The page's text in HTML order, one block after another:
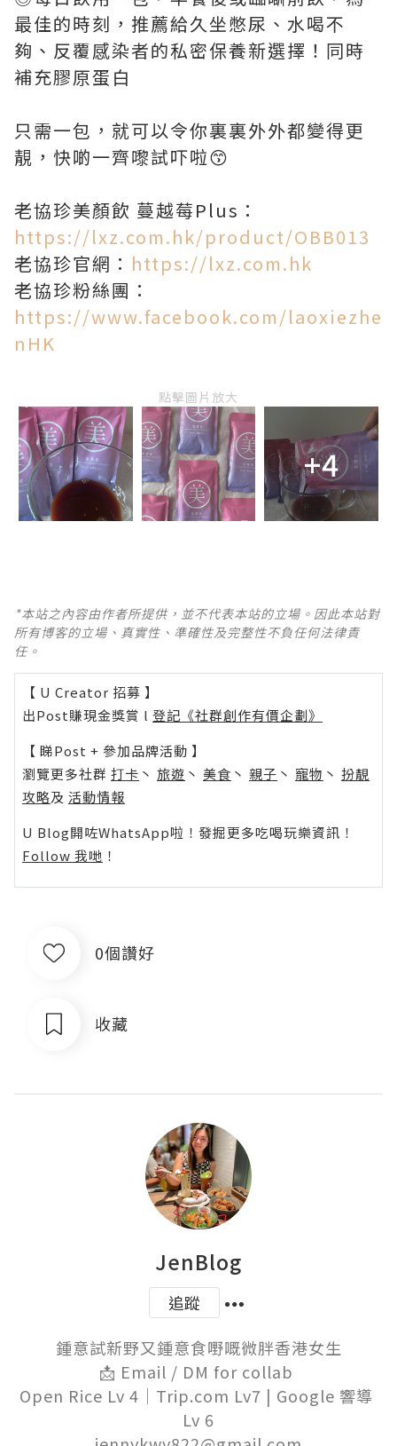
最佳的時刻，推薦給久坐憋尿、水喝不
夠、反覆感染者的私密保養新選擇！同時
補充膠原蛋白
只需一包，就可以令你裏裏外外都變得更
靚，快啲一齊嚟試吓啦😙
老協珍美顏飲 蔓越莓Plus：
https://lxz.com.hk/product/OBB013
老協珍官網： https://lxz.com.hk
老協珍粉絲團：
https://www.facebook.com/laoxiezhe
nHK
點擊圖片放大
+4
*本站之內容由作者所提供，並不代表本站的立場。因此本站對
所有博客的立場、真實性、準確性及完整性不負任何法律責
任。
【 U Creator 招募 】
出Post賺現金獎賞 l 登記《社群創作有價企劃》
【 睇Post + 參加品牌活動 】
瀏覽更多社群 打卡 丶 旅遊 丶 美食 丶 親子 丶 寵物 丶 扮靚
攻略及 活動情報
U Blog開咗WhatsApp啦！發掘更多吃喝玩樂資訊！
Follow 我哋 ！
0個讚好
收藏
JenBlog
追蹤
鍾意試新野又鍾意食嘢嘅微胖香港女生
📩 Email / DM for collab
Open Rice Lv 4｜Trip.com Lv7 | Google 響導
Lv 6